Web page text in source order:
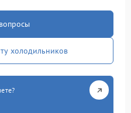
холодильников